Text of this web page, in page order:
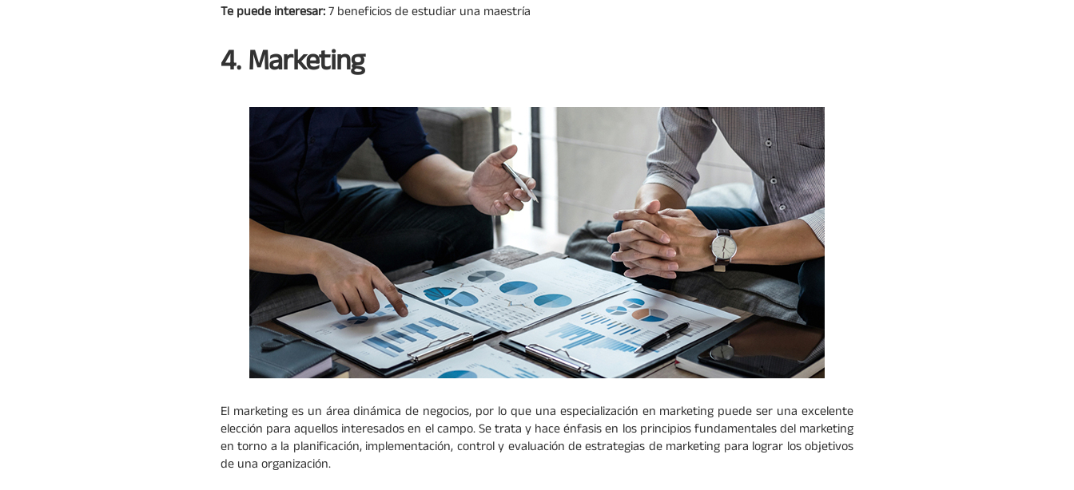
Te puede interesar:7 beneficios de estudiar una maestría
4. Marketing
El marketing es un área dinámica de negocios, por lo que una especialización en marketing puede ser una excelente
elección para aquellos interesados en el campo. Se trata y hace énfasis en los principios fundamentales del marketing
en torno a la planificación, implementación, control y evaluación de estrategias de marketing para lograr los objetivos
de una organización.